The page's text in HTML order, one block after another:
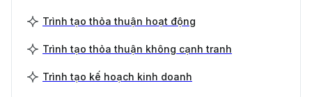
Trình tạo thỏa thuận hoạt động
Trình tạo thỏa thuận không cạnh tranh
Trình tạo kế hoạch kinh doanh